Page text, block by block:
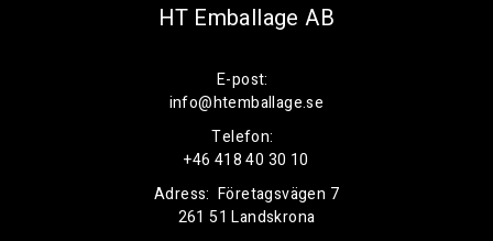
HT Emballage AB
E-post:
info@htemballage.se
Telefon:
+46 418 40 30 10
Adress: Företagsvägen 7
261 51 Landskrona